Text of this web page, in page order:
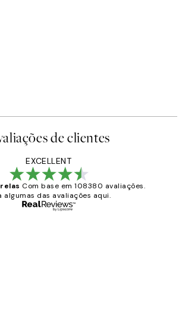
de clientes
EXCELLENT
Com base em 108380 avaliações.
algumas das avaliações aqui.